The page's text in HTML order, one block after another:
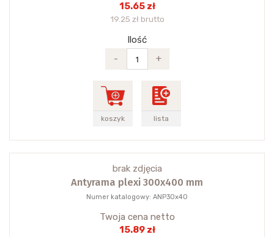
15.65 zł
19.25 zł brutto
Ilość
-
+
koszyk lista
brak zdjęcia
Antyrama plexi 300x400 mm
Numer katalogowy: ANP30x40
Twoja cena netto
15.89 zł